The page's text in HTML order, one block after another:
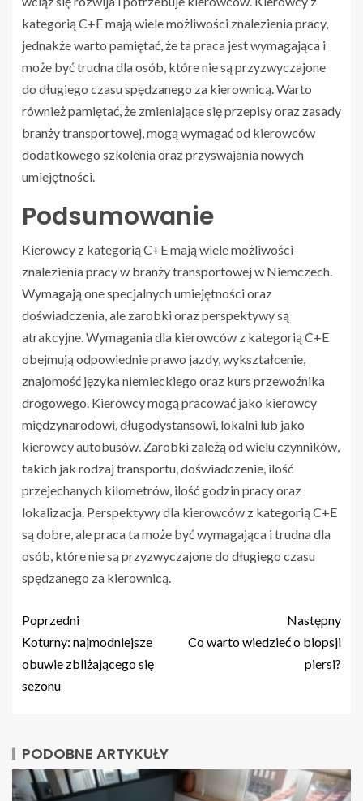
kategorią C+E mają wiele możliwości znalezienia pracy,
jednakże warto pamiętać, że ta praca jest wymagająca i
może być trudna dla osób, które nie są przyzwyczajone
do długiego czasu spędzanego za kierownicą. Warto
również pamiętać, że zmieniające się przepisy oraz zasady
branży transportowej, mogą wymagać od kierowców
dodatkowego szkolenia oraz przyswajania nowych
umiejętności.
Podsumowanie
Kierowcy z kategorią C+E mają wiele możliwości
znalezienia pracy w branży transportowej w Niemczech.
Wymagają one specjalnych umiejętności oraz
doświadczenia, ale zarobki oraz perspektywy są
atrakcyjne. Wymagania dla kierowców z kategorią C+E
obejmują odpowiednie prawo jazdy, wykształcenie,
znajomość języka niemieckiego oraz kurs przewoźnika
drogowego. Kierowcy mogą pracować jako kierowcy
międzynarodowi, długodystansowi, lokalni lub jako
kierowcy autobusów. Zarobki zależą od wielu czynników,
takich jak rodzaj transportu, doświadczenie, ilość
przejechanych kilometrów, ilość godzin pracy oraz
lokalizacja. Perspektywy dla kierowców z kategorią C+E
są dobre, ale praca ta może być wymagająca i trudna dla
osób, które nie są przyzwyczajone do długiego czasu
spędzanego za kierownicą.
Poprzedni
Koturny: najmodniejsze
obuwie zbliżającego się
sezonu
Następny
Co warto wiedzieć o biopsji
piersi?
PODOBNE ARTYKUŁY